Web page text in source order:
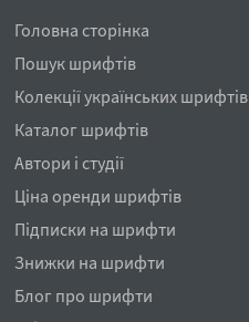
Головна сторінка
Пошук шрифтів
Колекції українських шрифтів
Каталог шрифтів
Автори і студії
Ціна оренди шрифтів
Підписки на шрифти
Знижки на шрифти
Блог про шрифти